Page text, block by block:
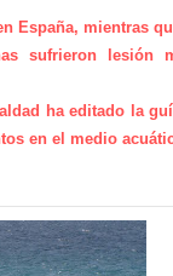
España, mientras
sufrieron lesión
ha editado la
en el medio